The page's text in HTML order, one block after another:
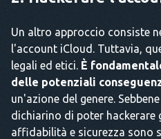
Un altro approccio consiste
l'account iCloud. Tuttavia,
legali ed etici. È
delle potenziali
un'azione del genere.
dichiarino di poter hackerare
affidabilità e sicurezza sono